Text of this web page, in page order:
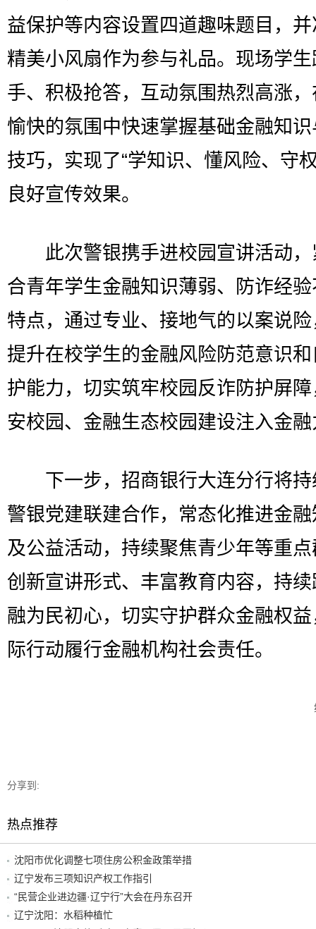
益保护等内容设置四道趣味题目，
精美小风扇作为参与礼品。现场学
手、积极抢答，互动氛围热烈高涨
愉快的氛围中快速掌握基础金融知
技巧，实现了“学知识、懂风险、守
良好宣传效果。
此次警银携手进校园宣讲活动，
合青年学生金融知识薄弱、防诈经
特点，通过专业、接地气的以案说
提升在校学生的金融风险防范意识
护能力，切实筑牢校园反诈防护屏
安校园、金融生态校园建设注入金
下一步，招商银行大连分行将持
警银党建联建合作，常态化推进金
及公益活动，持续聚焦青少年等重
创新宣讲形式、丰富教育内容，持
融为民初心，切实守护群众金融权
际行动履行金融机构社会责任。
分享到:
热点推荐
沈阳市优化调整七项住房公积金政策举措
辽宁发布三项知识产权工作指引
“民营企业进边疆·辽宁行”大会在丹东召开
辽宁沈阳：水稻种植忙